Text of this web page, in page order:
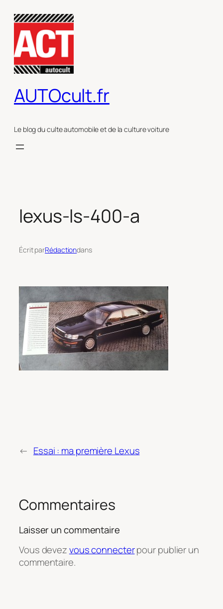
contenu
AUTOcult.fr
Le blog du culte automobile et de la culture voiture
lexus-ls-400-a
Écrit parRédactiondans
← Essai : ma première Lexus
Commentaires
Laisser un commentaire
Vous devezvous connecterpour publier un
commentaire.